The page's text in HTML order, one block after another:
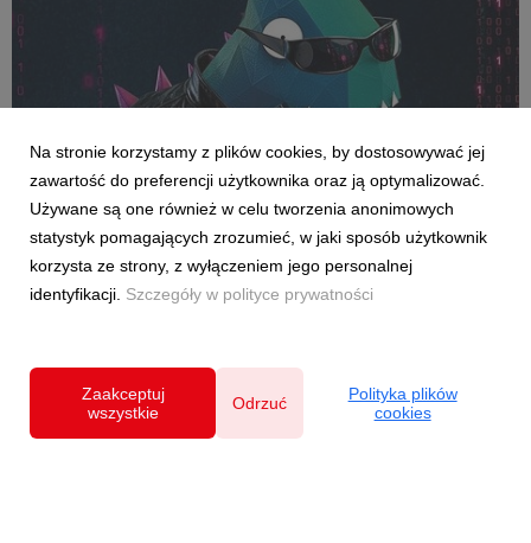
Dołącz do Rebelii i weź udział w maratonie
hakowania systemu
8 maja 2026
Jeden impuls wystarczy, żeby zerwać z symulacją na dobre.
Szukamy wybrańca – Neo Gra Paczki, który przez trzy dni
eventu wyśle najsilniejszy pojedynczy sygnał – największą
Na stronie korzystamy z plików cookies, by dostosowywać jej
zawartość do preferencji użytkownika oraz ją optymalizować.
Używane są one również w celu tworzenia anonimowych
statystyk pomagających zrozumieć, w jaki sposób użytkownik
korzysta ze strony, z wyłączeniem jego personalnej
identyfikacji. Szczegóły w polityce prywatności
Zaakceptuj
wszystkie
Odrzuć
Polityka plików
cookies